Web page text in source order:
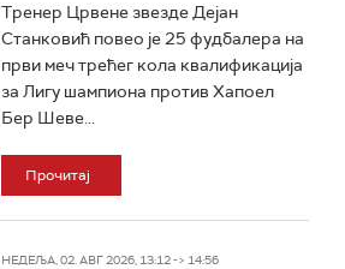
Тренер Црвене звезде Дејан
Станковић повео је 25 фудбалера на
први меч трећег кола квалификација
за Лигу шампиона против Хапоел
Бер Шеве...
Прочитај
НЕДЕЉА, 02. АВГ 2026, 13:12 -> 14:56